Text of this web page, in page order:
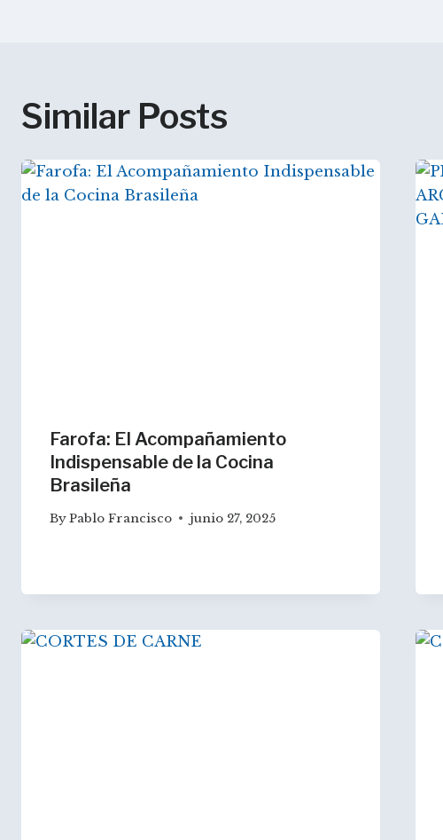
Similar Posts
Farofa: El Acompañamiento
Indispensable de la Cocina
Brasileña
ByPablo Francisco junio 27, 2025